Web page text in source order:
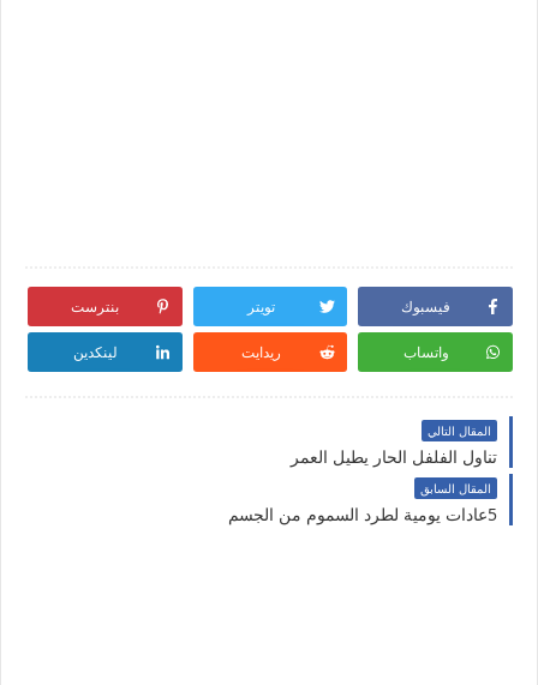
فيسبوك تويتر بنترست
واتساب ريدايت لينكدين
المقال التالي
تناول الفلفل الحار يطيل العمر
المقال السابق
5عادات يومية لطرد السموم من الجسم